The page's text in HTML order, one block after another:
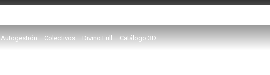
Autogestión Colectivos Divino Full Catálogo 3D